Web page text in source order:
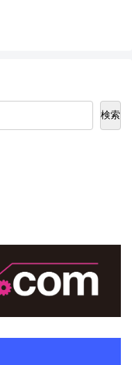
検索